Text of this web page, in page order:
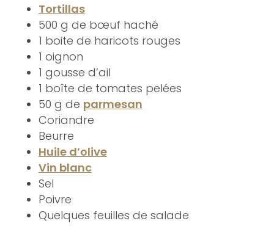
Tortillas
500 g de bœuf haché
1 boite de haricots rouges
1 oignon
1 gousse d’ail
1 boîte de tomates pelées
50 g de parmesan
Coriandre
Beurre
Huile d’olive
Vin blanc
Sel
Poivre
Quelques feuilles de salade